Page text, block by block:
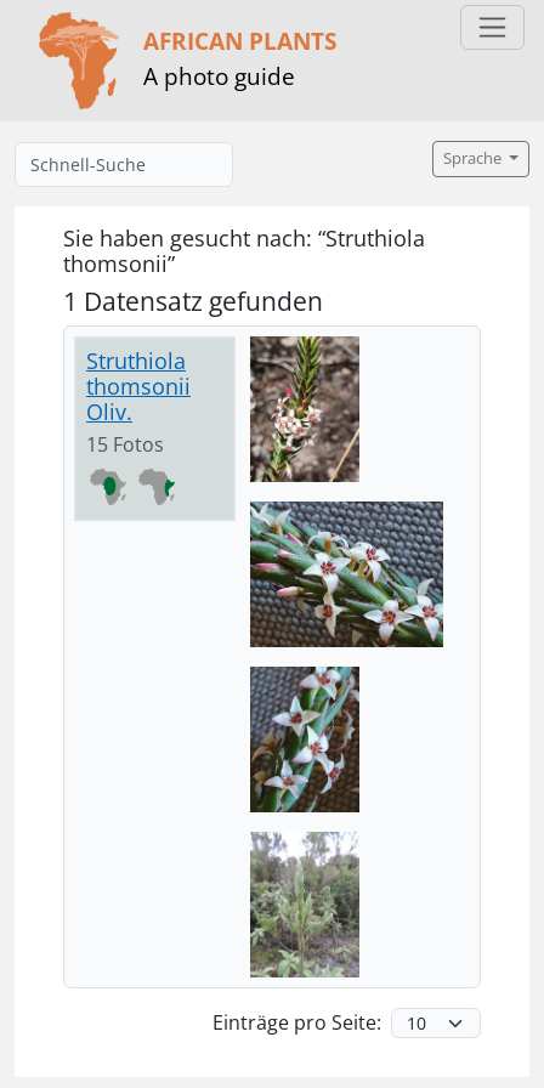
AFRICAN PLANTS
A photo guide
Sprache
Sie haben gesucht nach: “Struthiola
thomsonii”
1 Datensatz gefunden
Struthiola
thomsonii
Oliv.
15 Fotos
Einträge pro Seite: